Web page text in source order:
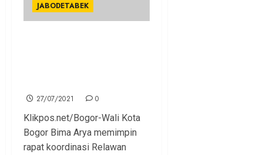
JABODETABEK
27/07/2021 0
Klikpos.net/Bogor-Wali Kota
Bogor Bima Arya memimpin
rapat koordinasi Relawan